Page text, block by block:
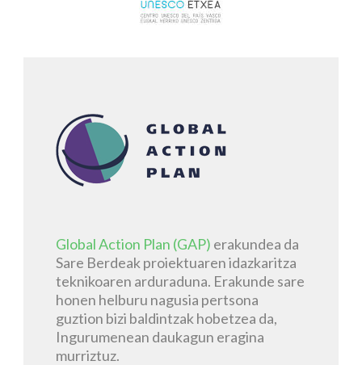
Global Action Plan (GAP) erakundea da
Sare Berdeak proiektuaren idazkaritza
teknikoaren arduraduna. Erakunde sare
honen helburu nagusia pertsona
guztion bizi baldintzak hobetzea da,
Ingurumenean daukagun eragina
murriztuz.